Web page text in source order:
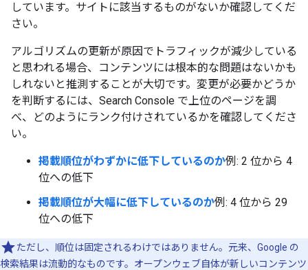
しています。サイトに該当するものがないか確認してくだ
さい。
アルゴリズムの更新が原因でトラフィックが減少している
と思われる場合、コンテンツには根本的な問題はないかも
しれないと推測することが大切です。変更が必要かどうか
を判断するには、Search Console で上位のページを調
べ、どのようにランク付けされているかを確認してくださ
い。
掲載順位がわずかに低下しているのか例: 2 位から 4
位への低下
掲載順位が大幅に低下しているのか例: 4 位から 29
位への低下
ただし、順位は固定されるわけではありません。元来、Google の
検索結果は流動的なものです。オープンウェブ自体が新しいコンテンツ